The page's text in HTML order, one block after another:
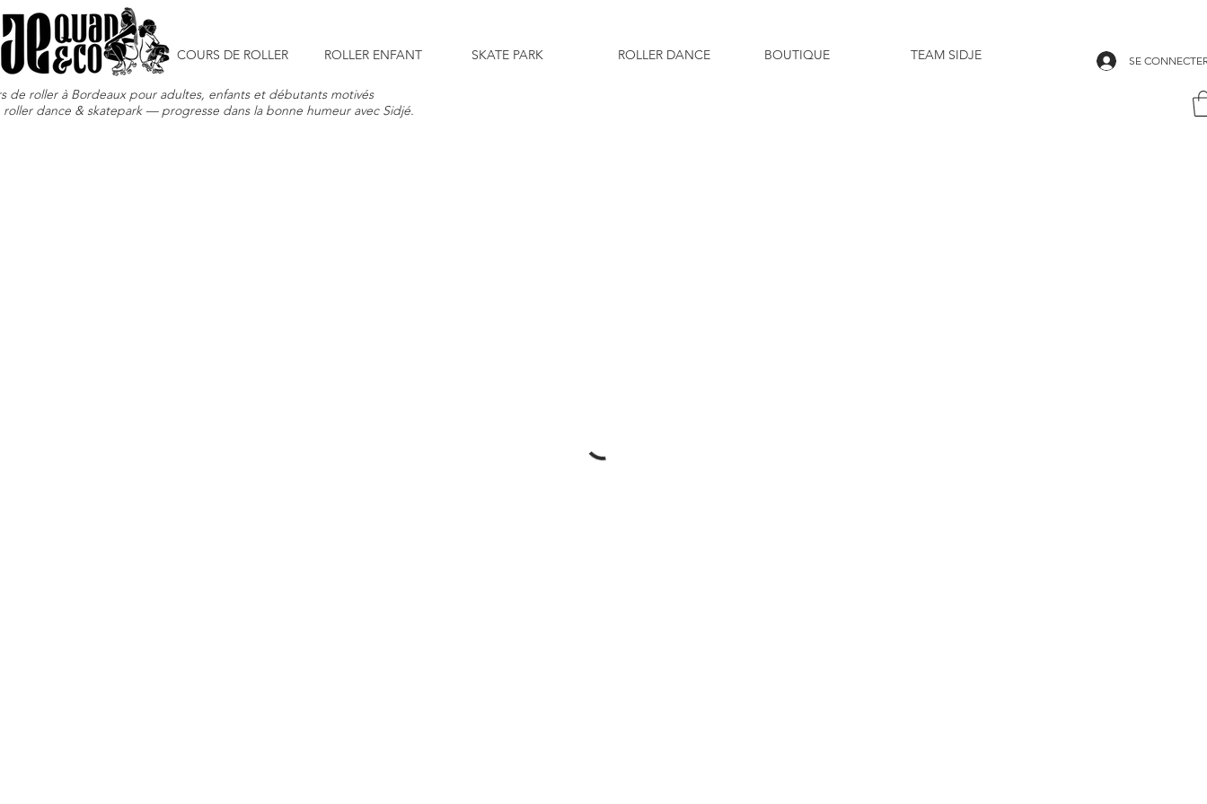
COURS DE ROLLER ROLLER ENFANT SKATE PARK ROLLER DANCE BOUTIQUE TEAM SIDJE
de roller à Bordeaux pour adultes, enfants et débutants motivés
roller dance & skatepark — progresse dans la bonne humeur avec Sidjé.
SE